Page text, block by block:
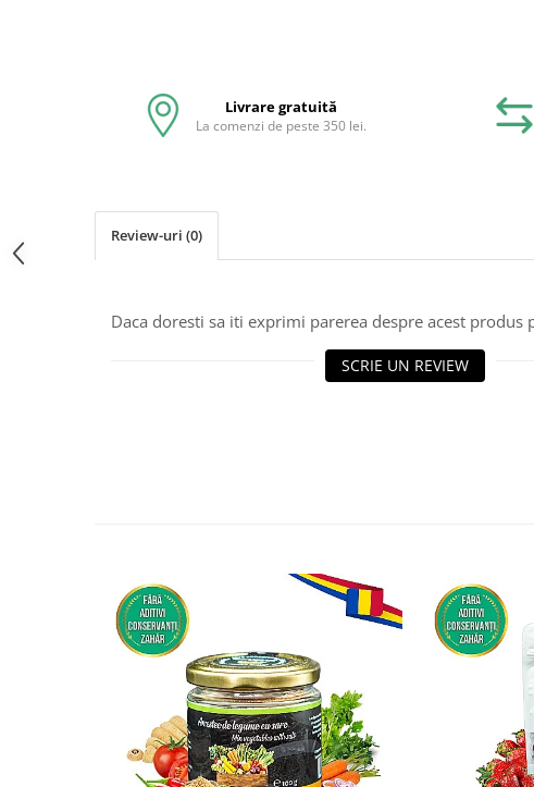
Livrare gratuită
La comenzi de peste 350 lei.
Review-uri (0)
Daca doresti sa iti exprimi parerea despre acest produs
SCRIE UN REVIEW